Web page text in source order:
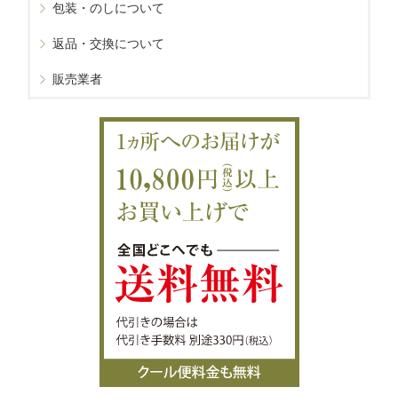
包装・のしについて
返品・交換について
販売業者